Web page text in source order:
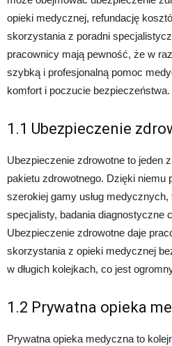
opieki medycznej, refundację
skorzystania z poradni
pracownicy mają pewność, że w
szybką i profesjonalną pomoc
komfort i poczucie bezpieczeństwa.
1.1 Ubezpieczenie
Ubezpieczenie zdrowotne to jeden
pakietu zdrowotnego. Dzięki niemu
szerokiej gamy usług
specjalisty, badania diagnostyczne
Ubezpieczenie zdrowotne daje
skorzystania z opieki medycznej
w długich kolejkach, co jest
1.2 Prywatna opieka
Prywatna opieka medyczna to